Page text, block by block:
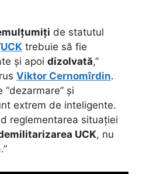
de statutul
UCK trebuie să fie
și apoi dizolvată,”
Viktor Cernomîrdin.
“dezarmare” și
extrem de inteligente.
reglementarea situației
UCK, nu